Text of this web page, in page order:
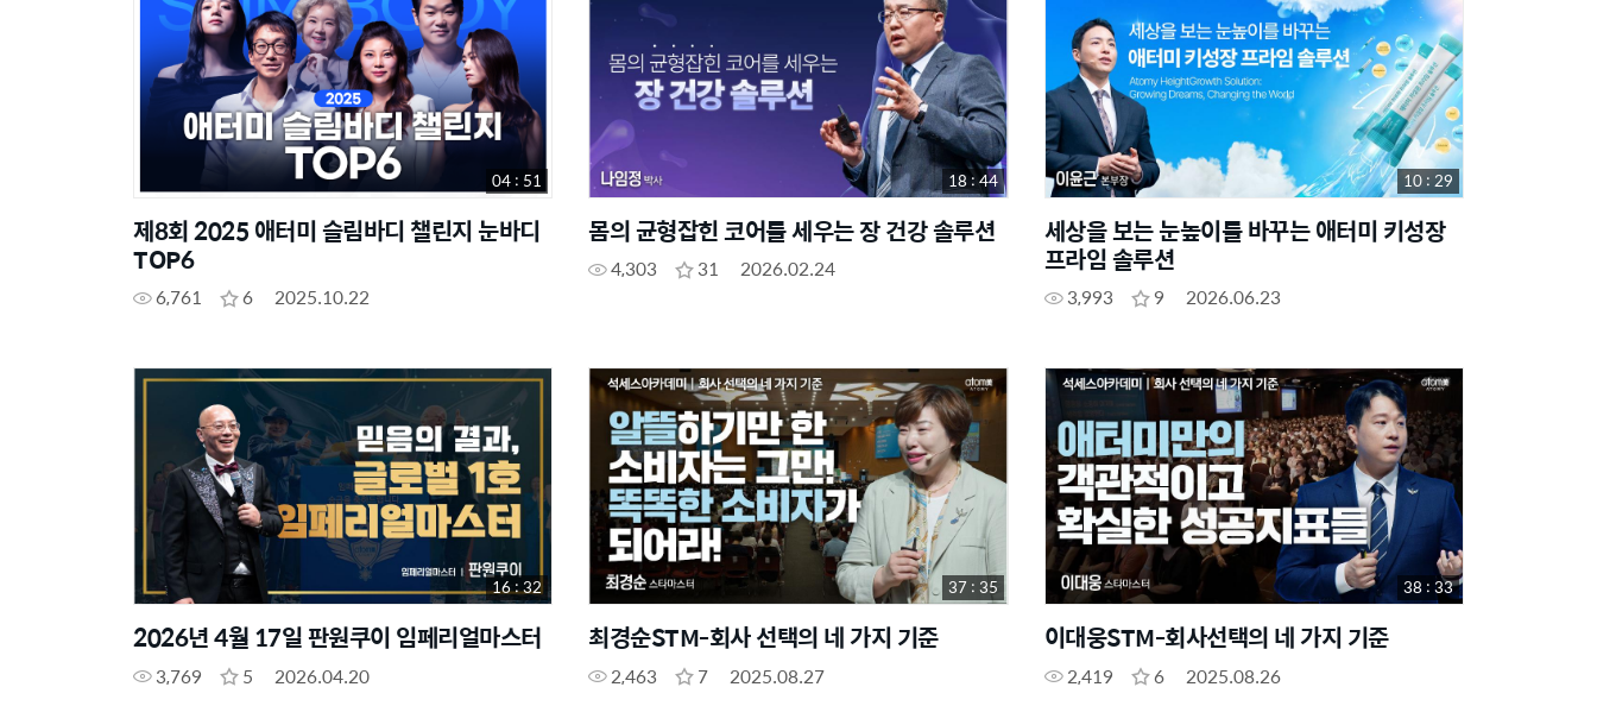
제8회 2025 애터미 슬림바디 챌린지 눈바디
TOP6
6,761 6 2025.10.22
04 : 51
몸의 균형잡힌 코어를 세우는 장 건강 솔루션
4,303 31 2026.02.24
18 : 44
세상을 보는 눈높이를 바꾸는 애터미 키성장
프라임 솔루션
3,993 9 2026.06.23
10 : 29
2026년 4월 17일 판원쿠이 임페리얼마스터
3,769 5 2026.04.20
16 : 32
최경순STM-회사 선택의 네 가지 기준
2,463 7 2025.08.27
37 : 35
이대웅STM-회사선택의 네 가지 기준
2,419 6 2025.08.26
38 : 33